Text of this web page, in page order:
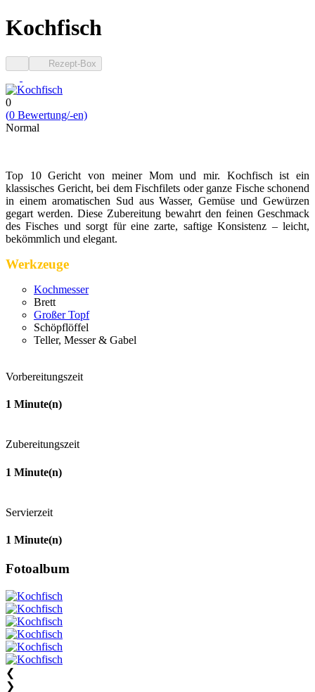
Kochfisch
Rezept-Box
0
(0 Bewert­ung/-en)
Normal
Top 10 Gericht von meiner Mom und mir. Kochfisch ist ein
klassisches Gericht, bei dem Fischfilets oder ganze Fische schonend
in einem aromatischen Sud aus Wasser, Gemüse und Gewürzen
gegart werden. Diese Zubereitung bewahrt den feinen Geschmack
des Fisches und sorgt für eine zarte, saftige Konsistenz – leicht,
bekömmlich und elegant.
Werkzeuge
Kochmesser
Brett
Großer Topf
Schöpflöffel
Teller, Messer & Gabel
Vorbereitungszeit
1 Minute(n)
Zubereitungszeit
1 Minute(n)
Servierzeit
1 Minute(n)
Fotoalbum
❮
❯